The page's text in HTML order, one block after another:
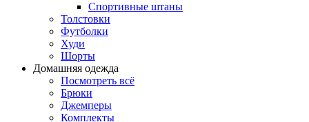
Спортивные штаны
Толстовки
Футболки
Худи
Шорты
Домашняя одежда
Посмотреть всё
Брюки
Джемперы
Комплекты